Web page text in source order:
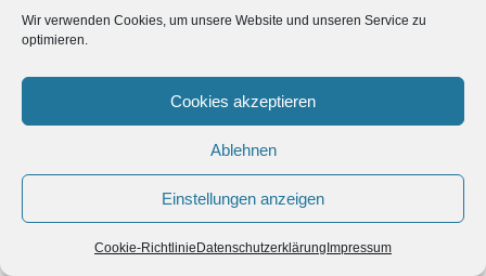
Wir verwenden Cookies, um unsere Website und unseren Service zu
optimieren.
Cookies akzeptieren
Ablehnen
Einstellungen anzeigen
Cookie-Richtlinie Datenschutzerklärung Impressum
JHV am 15. März 2024
Stimmige und lebhafte Jahreshauptversammlung
beim TCO